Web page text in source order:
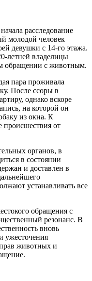
расследование
молодой человек
девушки с 14-го этажа.
летней владелицы
обращении с животным.
пара проживала
После ссоры в
однако вскоре
на которой он
из окна. К
происшествия от
органов, в
в состоянии
и доставлен в
устанавливать все
обращения с
резонанс. В
вновь
ужесточения
прав животных и